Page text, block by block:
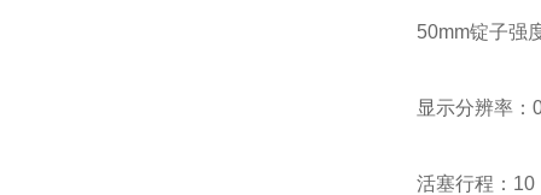
50mm锭子强
显示分辨率：
活塞行程：10